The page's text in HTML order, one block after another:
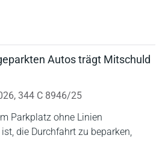
Autos trägt Mitschuld
344 C 8946/25
Parkplatz ohne Linien
die Durchfahrt zu beparken,